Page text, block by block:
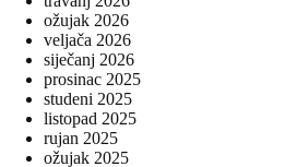
ožujak 2026
veljača 2026
siječanj 2026
prosinac 2025
studeni 2025
listopad 2025
rujan 2025
ožujak 2025